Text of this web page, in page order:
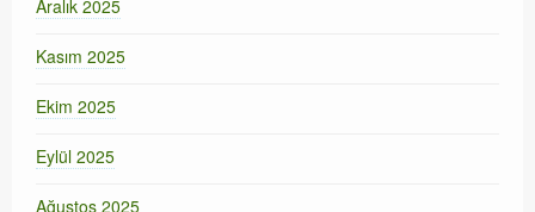
Aralık 2025
Kasım 2025
Ekim 2025
Eylül 2025
Ağustos 2025